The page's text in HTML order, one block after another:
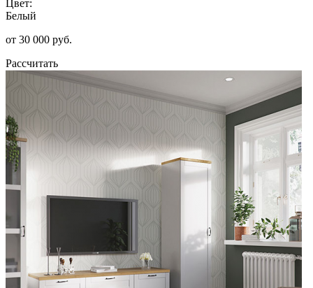
Цвет:
Белый
от 30 000 руб.
Рассчитать